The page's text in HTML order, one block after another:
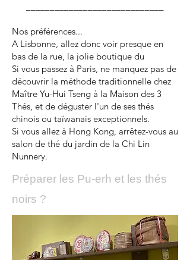
​Nos préférences...​
A Lisbonne, allez donc voir presque en
bas de la rue, la jolie boutique du
Si vous passez à Paris, ne manquez pas de
découvrir la méthode traditionnelle chez
Maître Yu-Hui Tseng à la Maison des 3
Thés, et de déguster l'un de ses thés
chinois ou taïwanais exceptionnels.
Si vous allez à Hong Kong, arrêtez-vous au
salon de thé du jardin de la Chi Lin
Nunnery.​​​
Préparer les Pu-erh et les thés
noirs ?